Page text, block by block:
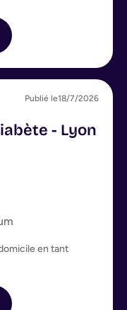
Publié le18/7/2026
- Lyon
en tant